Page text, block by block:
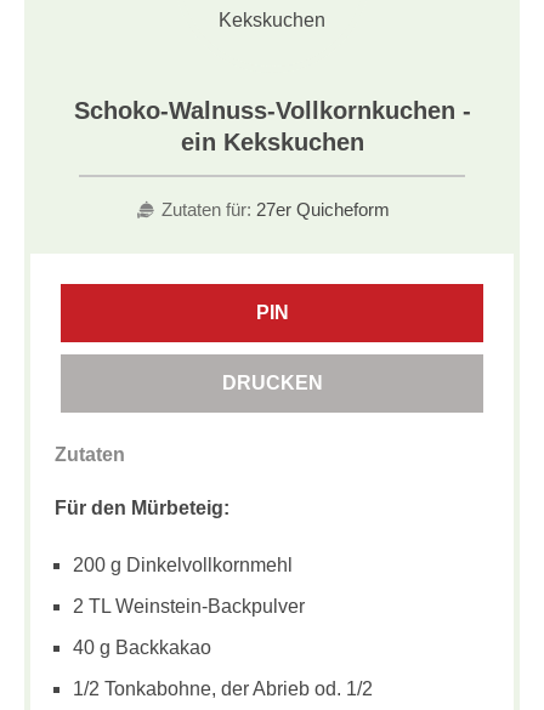
Schoko-Walnuss-Vollkornkuchen -
ein Kekskuchen
Zutaten für: 27er Quicheform
PIN
DRUCKEN
Zutaten
Für den Mürbeteig:
200 g Dinkelvollkornmehl
2 TL Weinstein-Backpulver
40 g Backkakao
1/2 Tonkabohne, der Abrieb od. 1/2